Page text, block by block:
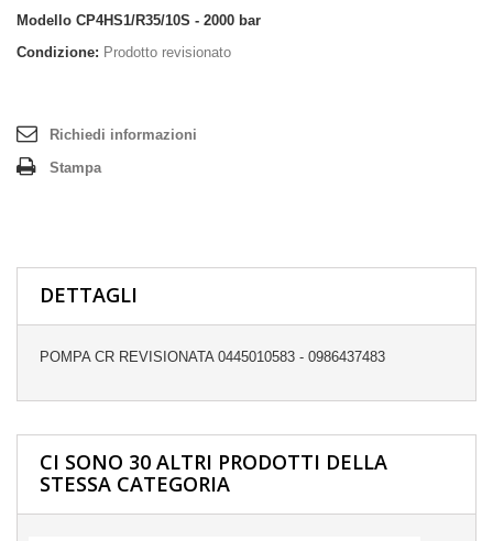
Modello CP4HS1/R35/10S - 2000 bar
Condizione: Prodotto revisionato
Richiedi informazioni
Stampa
DETTAGLI
POMPA CR REVISIONATA 0445010583 - 0986437483
CI SONO 30 ALTRI PRODOTTI DELLA
STESSA CATEGORIA